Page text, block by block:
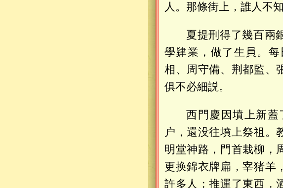
人。那條街上，誰人不知
夏提刑得了幾百兩
學肄業，做了生員。
相、周守備、荆都監、
俱不必細説。
西門慶因墳上新
户，還没往墳上祭祖。
明堂神路，門首栽柳，
更换錦衣牌扁，宰猪羊
許多人；推運了東西，